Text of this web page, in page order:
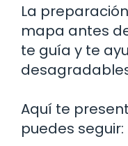
La
mapa antes
te guía y te
Aquí te
puedes seguir: